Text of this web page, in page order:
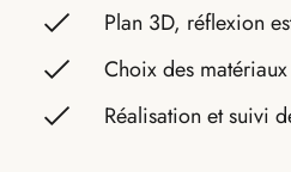
Plan 3D, réflexion
Choix des matériaux
Réalisation et suivi